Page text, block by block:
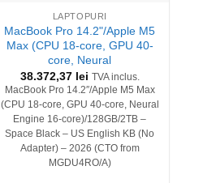
LAPTOPURI
MacBook Pro 14.2"/Apple M5
Max (CPU 18-core, GPU 40-
core, Neural
38.372,37 lei
TVA inclus.
MacBook Pro 14.2″/Apple M5 Max
(CPU 18-core, GPU 40-core, Neural
Engine 16-core)/128GB/2TB –
Space Black – US English KB (No
Adapter) – 2026 (CTO from
MGDU4RO/A)